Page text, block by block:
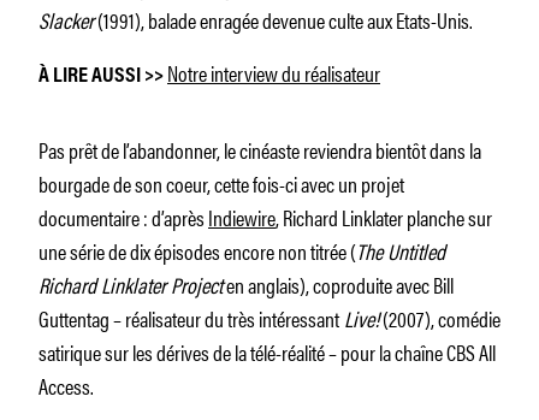
Slacker(1991), balade enragée devenue culte aux Etats-Unis.
À LIRE AUSSI >> Notre interview du réalisateur
Pas prêt de l’abandonner, le cinéaste reviendra bientôt dans la
bourgade de son coeur, cette fois-ci avec un projet
documentaire : d’aprèsIndiewire, Richard Linklater planche sur
une série de dix épisodes encore non titrée (The Untitled
Richard Linklater Projecten anglais), coproduite avec Bill
Guttentag – réalisateur du très intéressantLive!(2007), comédie
satirique sur les dérives de la télé-réalité – pour la chaîne CBS All
Access.